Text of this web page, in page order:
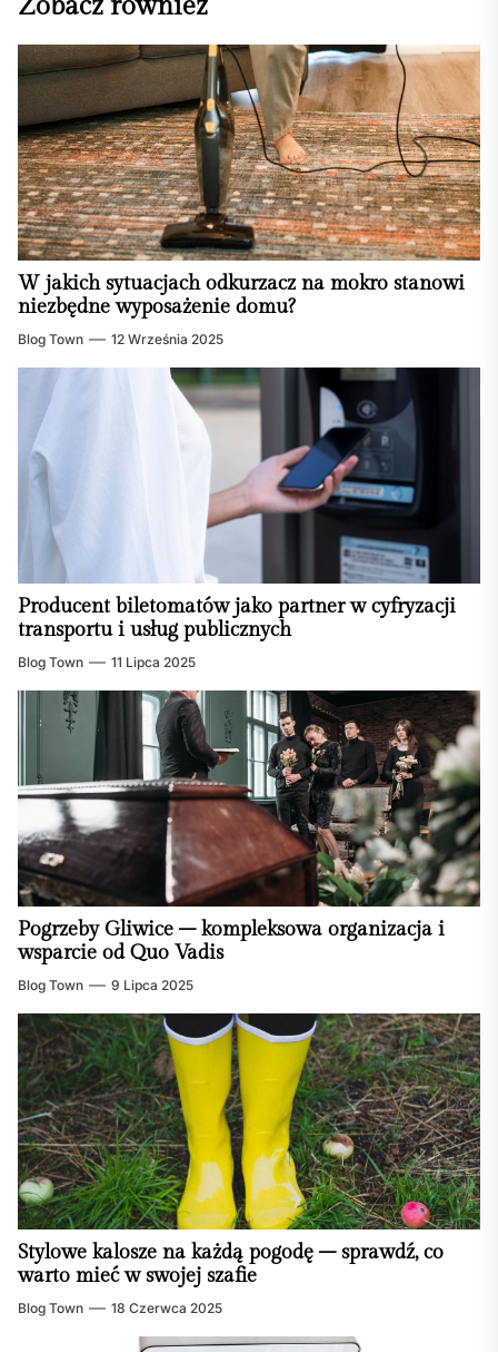
W jakich sytuacjach odkurzacz na mokro stanowi
niezbędne wyposażenie domu?
Blog Town 12 Września 2025
Producent biletomatów jako partner w cyfryzacji
transportu i usług publicznych
Blog Town 11 Lipca 2025
Pogrzeby Gliwice – kompleksowa organizacja i
wsparcie od Quo Vadis
Blog Town 9 Lipca 2025
Stylowe kalosze na każdą pogodę – sprawdź, co
warto mieć w swojej szafie
Blog Town 18 Czerwca 2025